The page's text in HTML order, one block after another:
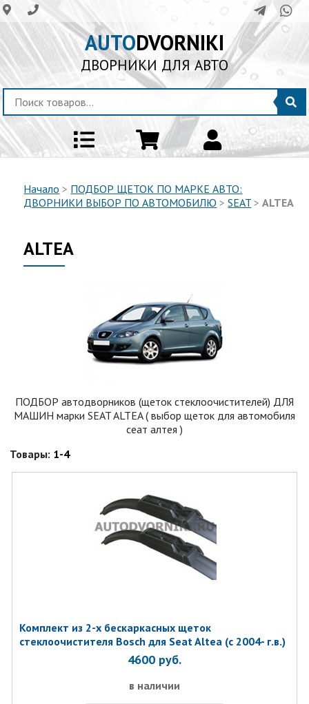
AUTODVORNIKI
ДВОРНИКИ ДЛЯ АВТО
Начало > ПОДБОР ЩЕТОК ПО МАРКЕ АВТО:
ДВОРНИКИ ВЫБОР ПО АВТОМОБИЛЮ >SEAT >ALTEA
ALTEA
ПОДБОР автодворников (щеток стеклоочистителей) ДЛЯ
МАШИН марки SEAT ALTEA ( выбор щеток для автомобиля
сеат алтея )
Товары: 1-4
Комплект из 2-х бескаркасных щеток
стеклоочистителя Bosch для Seat Altea (с 2004- г.в.)
4600 руб.
в наличии